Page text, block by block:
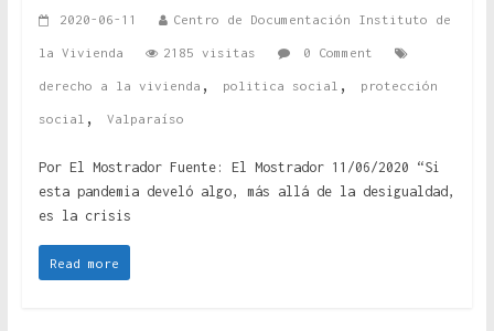
2020-06-11 Centro de Documentación Instituto de
la Vivienda 2185 visitas 0 Comment
derecho a la vivienda , politica social , protección
social , Valparaíso
Por El Mostrador Fuente: El Mostrador 11/06/2020 “Si
esta pandemia develó algo, más allá de la desigualdad,
es la crisis
Read more